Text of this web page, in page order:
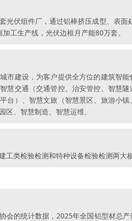
光伏组件厂，通过铝棒挤压成型、表
工生产线，光伏边框月产能80万套。
市建设，为客户提供全方位的建筑智
慧交通（交通管控、治安管控、智慧
台）、智慧文旅（智慧景区、旅游小
区、智慧制造、智慧运维。
工类检验检测和特种设备检验检测两大
会的统计数据，2025年全国铝型材总